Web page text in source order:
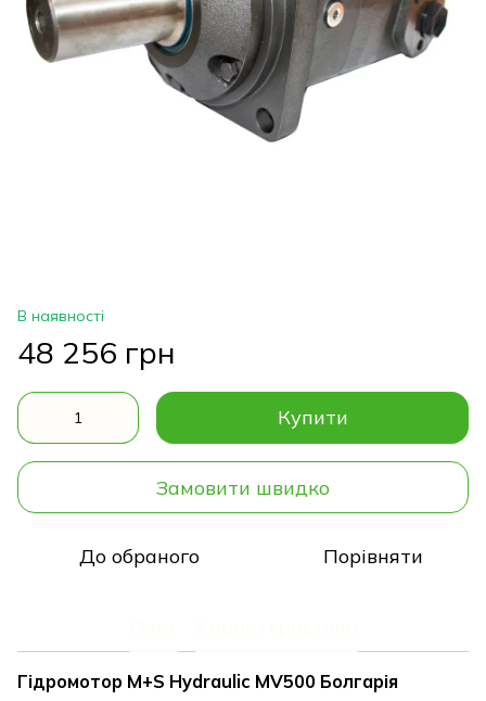
В наявності
48 256 грн
Купити
Замовити швидко
До обраного Порівняти
Гідромотор M+S Hydraulic MV500 Болгарія